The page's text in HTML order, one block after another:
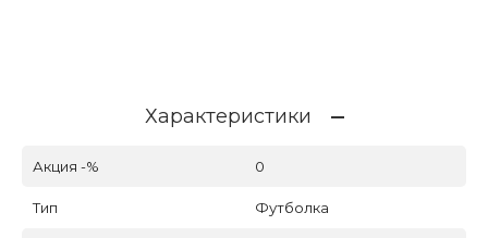
Характеристики
Акция -% 0
Тип Футболка